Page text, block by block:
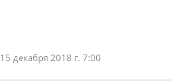
15 декабря 2018 г. 7:00